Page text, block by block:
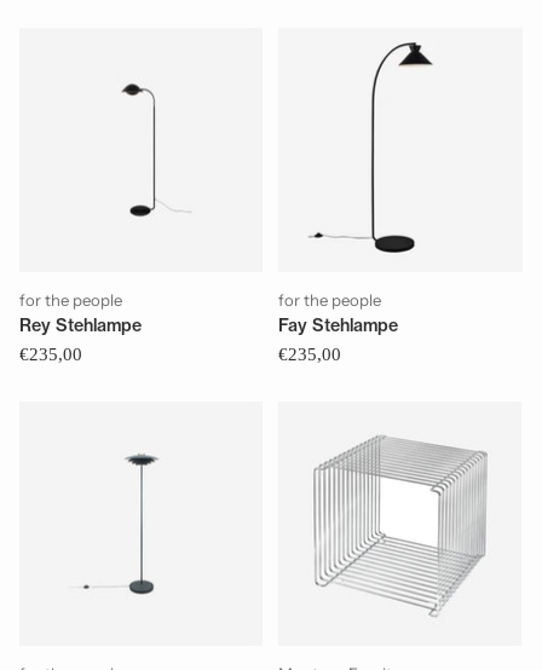
for the people
Rey Stehlampe
€235,00
for the people
Fay Stehlampe
€235,00